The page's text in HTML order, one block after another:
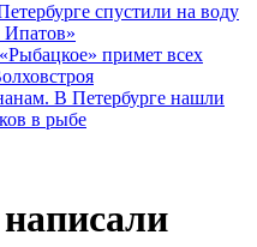
спустили на воду
Ипатов»
примет всех
В Петербурге нашли
в рыбе